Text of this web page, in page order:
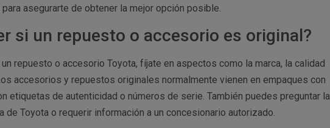
asegurarte de obtener la mejor opción posible.
si un repuesto o accesorio es original?
repuesto o accesorio Toyota, fíjate en aspectos como la marca, la calidad
accesorios y repuestos originales normalmente vienen en empaques con
etiquetas de autenticidad o números de serie. También puedes preguntar la
de Toyota o requerir información a un concesionario autorizado.